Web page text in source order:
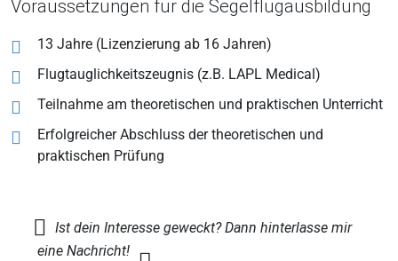
Voraussetzungen für die Segelflugausbildung
13 Jahre (Lizenzierung ab 16 Jahren)
Flugtauglichkeitszeugnis (z.B. LAPL Medical)
Teilnahme am theoretischen und praktischen Unterricht
Erfolgreicher Abschluss der theoretischen und
praktischen Prüfung
Ist dein Interesse geweckt? Dann hinterlasse mir
eine Nachricht!